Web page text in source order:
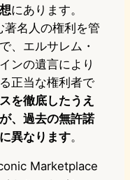
にあります。
名人の権利を管
、エルサレム・
ンの遺言により
正当な権利者で
を徹底したうえ
、過去の無許諾
異なります。
Marketplace